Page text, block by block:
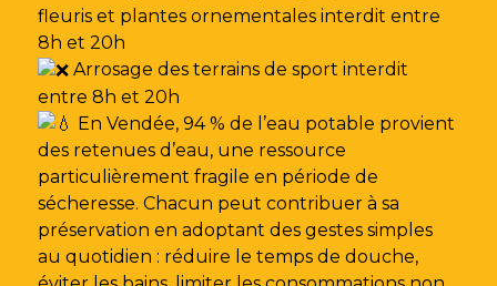
fleuris et plantes ornementales interdit entre
8h et 20h
Arrosage des terrains de sport interdit
entre 8h et 20h
En Vendée, 94 % de l’eau potable provient
des retenues d’eau, une ressource
particulièrement fragile en période de
sécheresse. Chacun peut contribuer à sa
préservation en adoptant des gestes simples
au quotidien : réduire le temps de douche,